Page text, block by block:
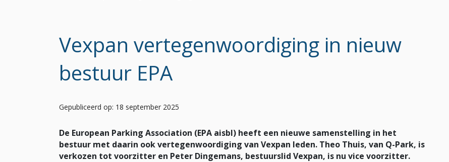
Vexpan vertegenwoordiging in nieuw
bestuur EPA
Gepubliceerd op: 18 september 2025
De European Parking Association (EPA aisbl) heeft een nieuwe samenstelling in het
bestuur met daarin ook vertegenwoordiging van Vexpan leden. Theo Thuis, van Q-Park, is
verkozen tot voorzitter en Peter Dingemans, bestuurslid Vexpan, is nu vice voorzitter.